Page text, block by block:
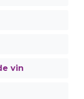
vin